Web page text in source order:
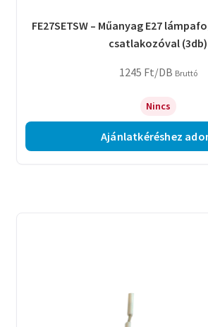
FE27SETSW – Műanyag E27
csatlakozóval (3db)
1245 Ft/DB Bruttó
Nincs
Ajánlatkéréshez